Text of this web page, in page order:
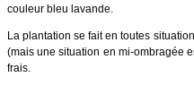
couleur bleu lavande.
La plantation se fait en toutes
(mais une situation en mi-ombragée
frais.